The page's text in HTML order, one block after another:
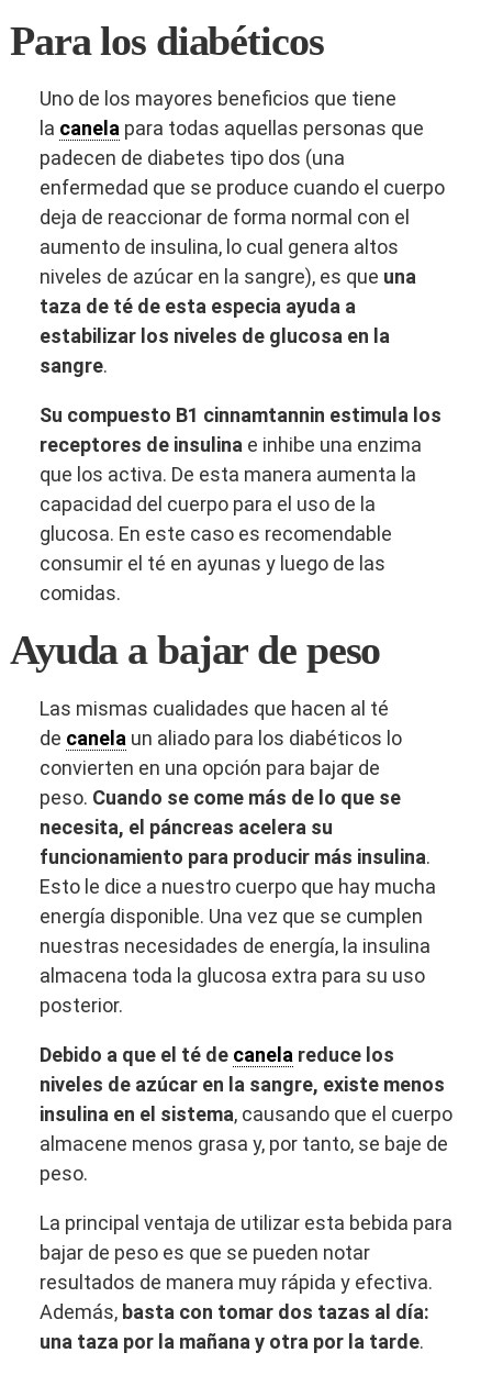
Para los diabéticos
Uno de los mayores beneficios que tiene
la canelapara todas aquellas personas que
padecen de diabetes tipo dos (una
enfermedad que se produce cuando el cuerpo
deja de reaccionar de forma normal con el
aumento de insulina, lo cual genera altos
niveles de azúcar en la sangre), es que una
taza de té de esta especia ayuda a
estabilizar los niveles de glucosa en la
sangre.
Su compuesto B1 cinnamtannin estimula los
receptores de insulinae inhibe una enzima
que los activa. De esta manera aumenta la
capacidad del cuerpo para el uso de la
glucosa. En este caso es recomendable
consumir el té en ayunas y luego de las
comidas.
Ayuda a bajar de peso
Las mismas cualidades que hacen al té
de canela un aliado para los diabéticos lo
convierten en una opción para bajar de
peso. Cuando se come más de lo que se
necesita, el páncreas acelera su
funcionamiento para producir más insulina.
Esto le dice a nuestro cuerpo que hay mucha
energía disponible. Una vez que se cumplen
nuestras necesidades de energía, la insulina
almacena toda la glucosa extra para su uso
posterior.
Debido a que el té de canela reduce los
niveles de azúcar en la sangre, existe menos
insulina en el sistema, causando que el cuerpo
almacene menos grasa y, por tanto, se baje de
peso.
La principal ventaja de utilizar esta bebida para
bajar de peso es que se pueden notar
resultados de manera muy rápida y efectiva.
Además, basta con tomar dos tazas al día:
una taza por la mañana y otra por la tarde.